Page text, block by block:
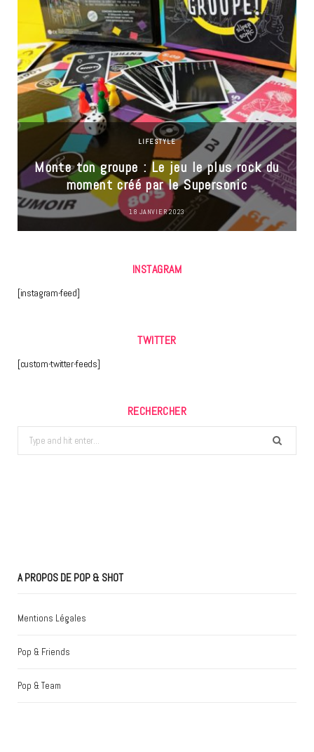
LIFESTYLE
Monte ton groupe : Le jeu le plus rock du
moment créé par le Supersonic
18 JANVIER 2023
INSTAGRAM
[instagram-feed]
TWITTER
[custom-twitter-feeds]
RECHERCHER
Search
for:
A PROPOS DE POP & SHOT
Mentions Légales
Pop & Friends
Pop & Team